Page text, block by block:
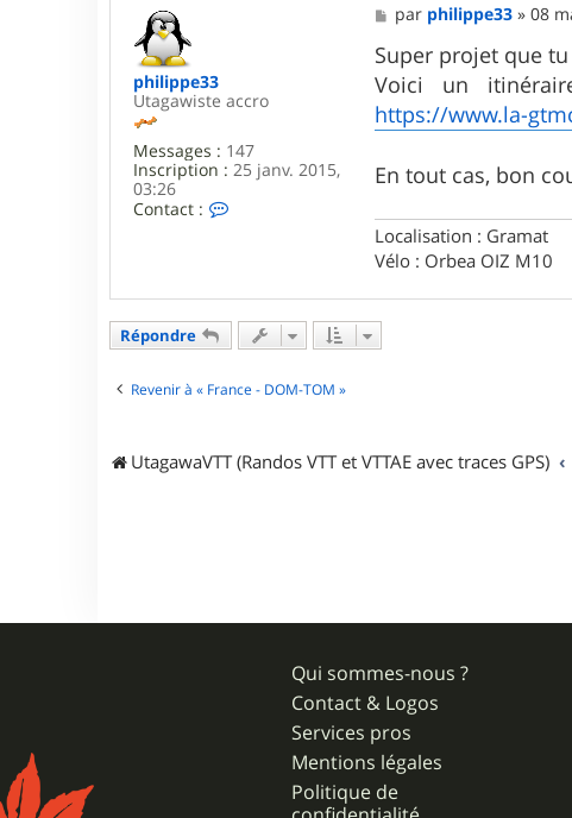
philippe33
Utagawiste accro
Messages : 147
Inscription : 25 janv. 2015,
03:26
Contact :
c
t
h
i
p
M
e
s
s
a
g
e
par philippe33 »08
Super projet que
Voici un
https://www.la-
En tout cas, bon
Localisation : Gramat
Vélo : Orbea OIZ M10
Répondre
Revenir à « France - DOM-TOM »
UtagawaVTT (Randos VTT et VTTAE avec traces GPS)
Qui sommes-nous ?
Contact & Logos
Services pros
Mentions légales
Politique de